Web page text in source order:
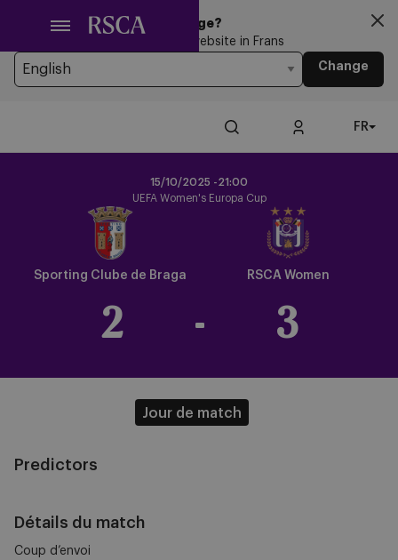
contenu
principal
Looking for another Language?
You’re currently browsing the website in Frans
Change
FR
15/10/2025 -21:00
UEFA Women's Europa Cup
Crest
Dark
Sporting Clube de Braga
Crest
Dark
RSCA Women
2 - 3
Jour de match
Predictors
Détails du match
Coup d’envoi